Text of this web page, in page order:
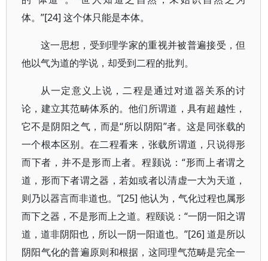
体。”[24] 这个体只能是本体。
这一思想，受到理学家的重视并被普遍接受，但
他以气为道的学说，却受到二程的批判。
从一定意义上说，二程是通过对道器关系的讨
论，建立其范畴体系的。他们所谓道，具有超越性，
它不是阴阳之气，而是“所以阴阳”者。这是同张载的
一个根本区别。在二程看来，张载所谓道，只说得形
而下者，并不是形而上者。程颢说：“形而上者谓之
道，形而下者谓之器，若如或者以清虚一大为天道，
则乃以器言而非道也。”[25] 他认为，气化过程也属形
而下之器，不是形而上之道。程颐说：“一阴一阳之谓
道，道非阴阳也，所以一阴一阳道也。”[26] 道是所以
阴阳气化的普遍原则和根据，这同理气范畴是完全一